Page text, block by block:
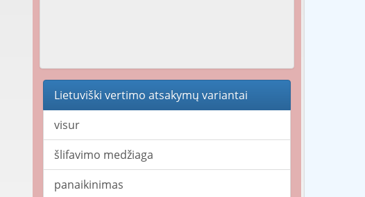
Lietuviški vertimo atsakymų variantai
visur
šlifavimo medžiaga
panaikinimas